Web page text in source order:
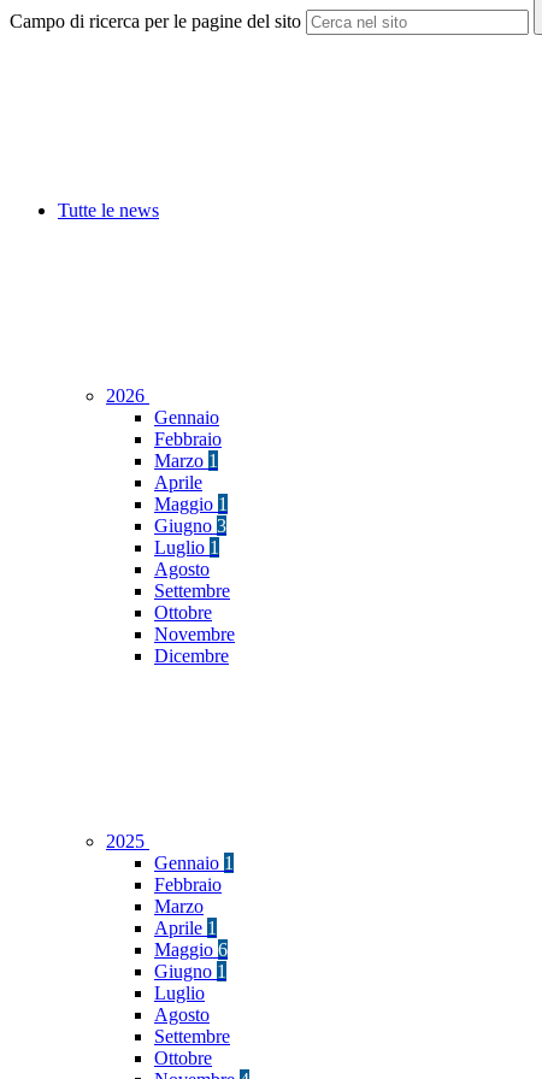
Campo di ricerca per le pagine del sito
Tutte le news
2026
Gennaio
Febbraio
Marzo 1
Aprile
Maggio 1
Giugno 3
Luglio 1
Agosto
Settembre
Ottobre
Novembre
Dicembre
2025
Gennaio 1
Febbraio
Marzo
Aprile 1
Maggio 6
Giugno 1
Luglio
Agosto
Settembre
Ottobre